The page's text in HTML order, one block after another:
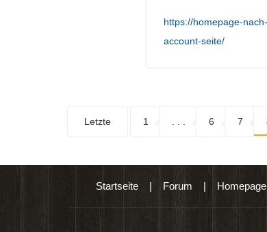
https://homepage-
account-seite/
Letzte 1 6 7
Startseite| Forum | Homepage